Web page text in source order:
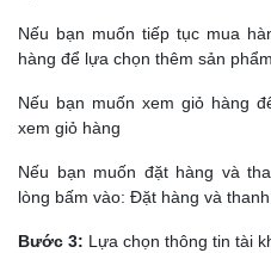
Nếu bạn muốn tiếp tục mua
hàng để lựa chọn thêm sản
Nếu bạn muốn xem giỏ hàng
xem giỏ hàng
Nếu bạn muốn đặt hàng và
lòng bấm vào: Đặt hàng và
Bước 3: Lựa chọn thông tin tài